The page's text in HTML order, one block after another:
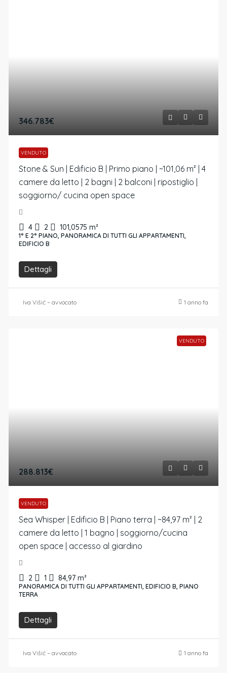
346.783€
VENDUTO
Stone & Sun | Edificio B | Primo piano | ~101,06 m² | 4
camere da letto | 2 bagni | 2 balconi | ripostiglio |
soggiorno/ cucina open space
4 2 101,0575 m²
1° E 2° PIANO, PANORAMICA DI TUTTI GLI APPARTAMENTI,
EDIFICIO B
Dettagli
Iva Višić – avvocato 1 anno fa
VENDUTO
288.813€
VENDUTO
Sea Whisper | Edificio B | Piano terra | ~84,97 m² | 2
camere da letto | 1 bagno | soggiorno/cucina
open space | accesso al giardino
2 1 84,97 m²
PANORAMICA DI TUTTI GLI APPARTAMENTI, EDIFICIO B, PIANO
TERRA
Dettagli
Iva Višić – avvocato 1 anno fa